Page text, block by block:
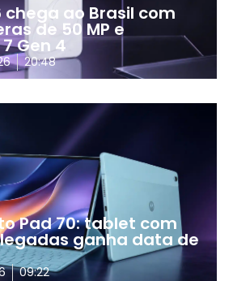
chega ao Brasil com
de 50 MP e
Gen 4
20:48
Pad 70: tablet com
ganha data de
09:22